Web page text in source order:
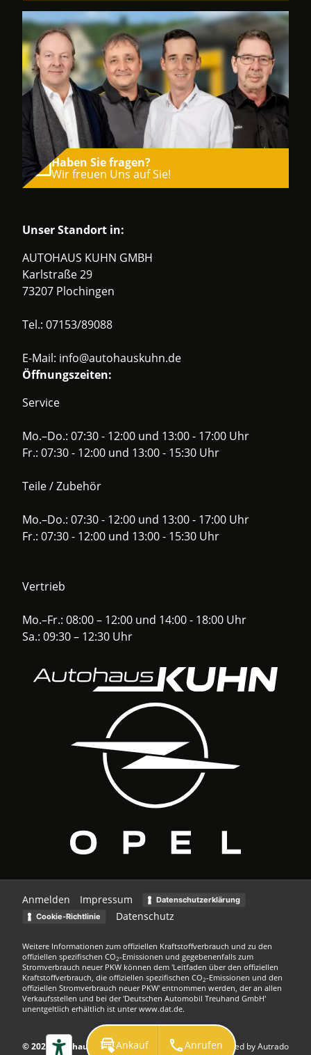
Haben Sie fragen?
Wir freuen Uns auf Sie!
Unser Standort in:
AUTOHAUS KUHN GMBH
Karlstraße 29
73207 Plochingen
Tel.: 07153/89088
E-Mail: info@autohauskuhn.de
Öffnungszeiten:
Service
Mo.–Do.: 07:30 - 12:00 und 13:00 - 17:00 Uhr
Fr.: 07:30 - 12:00 und 13:00 - 15:30 Uhr
Teile / Zubehör
Mo.–Do.: 07:30 - 12:00 und 13:00 - 17:00 Uhr
Fr.: 07:30 - 12:00 und 13:00 - 15:30 Uhr
Vertrieb
Mo.–Fr.: 08:00 – 12:00 und 14:00 - 18:00 Uhr
Sa.: 09:30 – 12:30 Uhr
Anmelden Impressum
Datenschutzerklärung
Cookie-Richtlinie
Datenschutz
Weitere Informationen zum offiziellen Kraftstoffverbrauch und zu den
offiziellen spezifischen CO2-Emissionen und gegebenenfalls zum
Stromverbrauch neuer PKW können dem 'Leitfaden über den offiziellen
Kraftstoffverbrauch, die offiziellen spezifischen CO2-Emissionen und den
offiziellen Stromverbrauch neuer PKW' entnommen werden, der an allen
Verkaufsstellen und bei der 'Deutschen Automobil Treuhand GmbH'
unentgeltlich erhältlich ist unter www.dat.de.
© 2026Autohaus Kuhn GmbH Powered by Autrado
Ankauf Anrufen